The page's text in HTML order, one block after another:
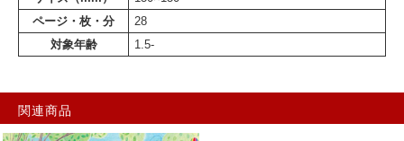
ページ・枚・分
28
対象年齢
1.5-
関連商品